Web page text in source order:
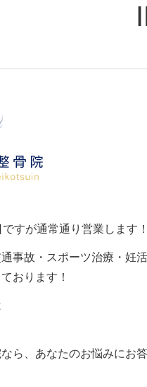
すが通常通り営業します！
事故・スポーツ治療・妊活
おります！
ら、あなたのお悩みにお